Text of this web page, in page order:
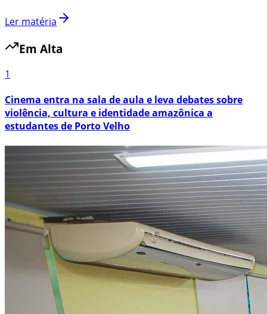
Ler matéria
Em Alta
1
Cinema entra na sala de aula e leva debates sobre
violência, cultura e identidade amazônica a
estudantes de Porto Velho